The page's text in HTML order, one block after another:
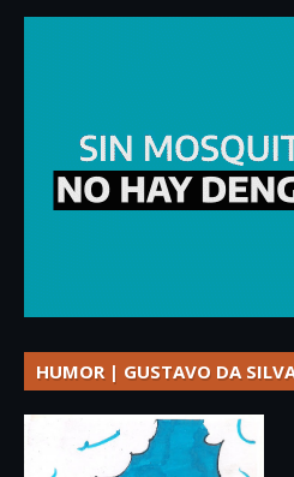
HUMOR | GUSTAVO DA